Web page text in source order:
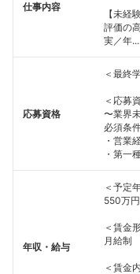
仕事内容
【未経
評価の
実／年...
応募資格
＜最終
＜応募
〜業界
必須条
・営業
・第一
年収・給与
＜予定
550万
＜賃金
月給制
＜賃金